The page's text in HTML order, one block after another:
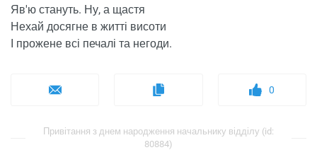
Яв'ю стануть. Ну, а щастя
Нехай досягне в житті висоти
І прожене всі печалі та негоди.
0
Привітання з днем ​​народження начальнику відділу (id:
80884)